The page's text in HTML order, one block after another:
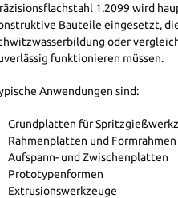
1.2099 wird
Bauteile eingesetzt,
oder
funktionieren müssen.
Anwendungen sind:
Grundplatten für
Rahmenplatten und Formrahmen
Aufspann- und Zwischenplatten
Prototypenformen
Extrusionswerkzeuge